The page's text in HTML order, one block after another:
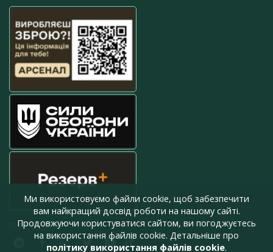
press@armyinform.com.ua
Ми використовуємо файли cookie, щоб забезпечити
вам найкращий досвід роботи на нашому сайті.
Продовжуючи користуватися сайтом, ви погоджуєтесь
на використання файлів cookie. Детальніше про
політику використання файлів cookie.